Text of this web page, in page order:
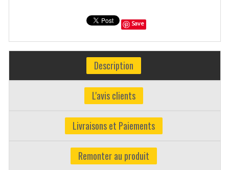
Save
Description
L'avis clients
Livraisons et Paiements
Remonter au produit